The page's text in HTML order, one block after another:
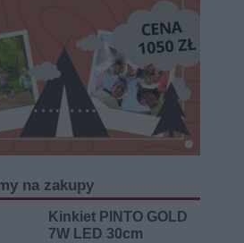
na zakupy
Kinkiet PINTO GOLD
7W LED 30cm